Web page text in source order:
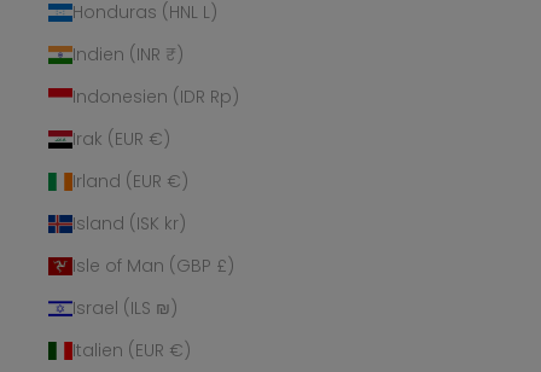
Honduras (HNL L)
Indien (INR ₹)
Indonesien (IDR Rp)
Irak (EUR €)
Irland (EUR €)
Island (ISK kr)
Isle of Man (GBP £)
Israel (ILS ₪)
Italien (EUR €)